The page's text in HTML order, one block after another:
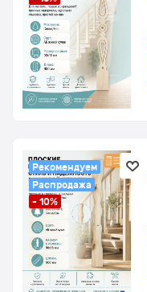
Рекомендуем
Распродажа
- 10%